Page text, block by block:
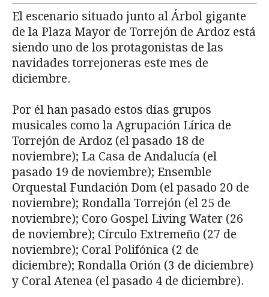
El escenario situado junto al Árbol gigante
de la Plaza Mayor de Torrejón de Ardoz está
siendo uno de los protagonistas de las
navidades torrejoneras este mes de
diciembre.
Por él han pasado estos días grupos
musicales como la Agrupación Lírica de
Torrejón de Ardoz (el pasado 18 de
noviembre); La Casa de Andalucía (el
pasado 19 de noviembre); Ensemble
Orquestal Fundación Dom (el pasado 20 de
noviembre); Rondalla Torrejón (el 25 de
noviembre); Coro Gospel Living Water (26
de noviembre); Círculo Extremeño (27 de
noviembre); Coral Polifónica (2 de
diciembre); Rondalla Orión (3 de diciembre)
y Coral Atenea (el pasado 4 de diciembre).